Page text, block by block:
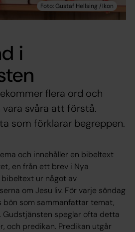
i
flera ord och
svåra att förstå.
som förklarar begreppen.
och innehåller en bibeltext
en från ett brev i Nya
ur något av
om Jesu liv. För varje söndag
bön som sammanfattar temat,
Gudstjänsten speglar ofta detta
och predikan. Predikan utgår